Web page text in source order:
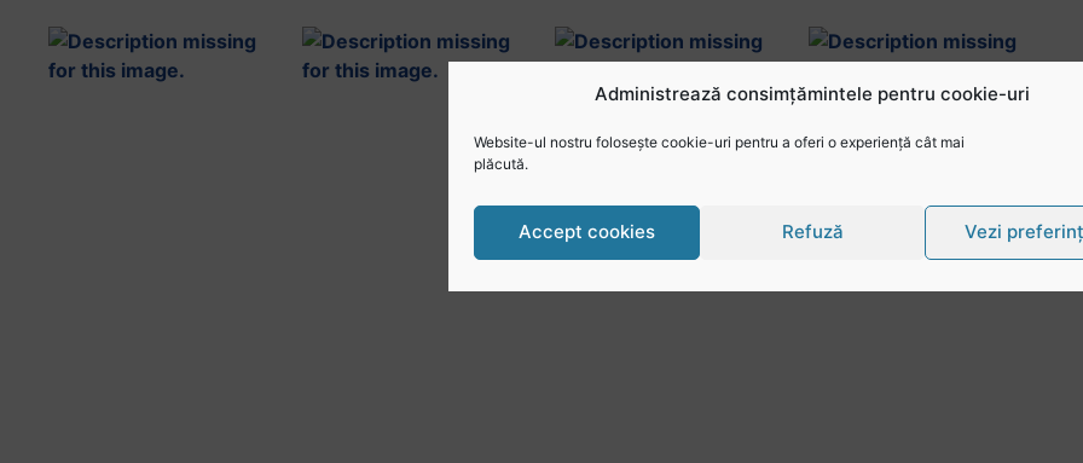
Administrează consimțămintele pentru cookie-uri
Website-ul nostru folosește cookie-uri pentru a oferi o experiență cât mai
plăcută.
Accept cookies Refuză Vezi